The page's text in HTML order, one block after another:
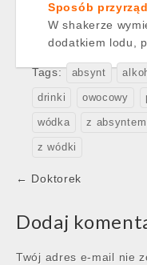
Sposób
W shakerze
dodatkiem lodu,
Tags: absynt
drinki owocowy
wódka z absyntem
z wódki
Post
← Doktorek
Dodaj
Twój adres e-mail nie